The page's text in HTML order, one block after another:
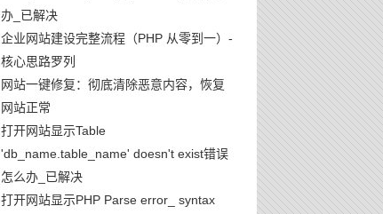
办_已解决
企业网站建设完整流程（PHP 从零到一）-
核心思路罗列
网站一键修复：彻底清除恶意内容，恢复
网站正常
打开网站显示Table
'db_name.table_name' doesn't exist错误
怎么办_已解决
打开网站显示PHP Parse error_ syntax